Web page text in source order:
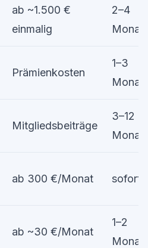
ab ~1.500 €
einmalig
2–4
Prämienkosten
1–3
Mitgliedsbeiträge
3–12
ab 300 €/Monat sofort
ab ~30 €/Monat
1–2